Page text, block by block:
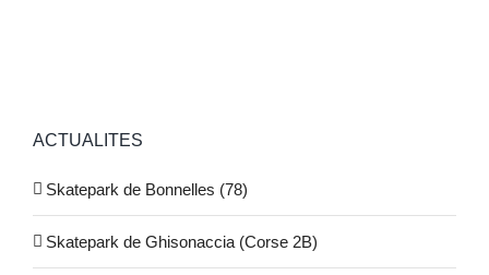
ACTUALITES
Skatepark de Bonnelles (78)
Skatepark de Ghisonaccia (Corse 2B)